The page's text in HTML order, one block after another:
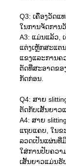
Q3: ເຄື່ອງວັດ
ໃນການຈັດການ
A3: ແມ່ນແລ້ວ,
ແຕ່ງເຫຼັກສະແຕ
ແຂງແລະການຄ
ຕັດທີ່ສະອາດຂອ
ກັດກ່ອນ.
Q4: ສາຍ
ຕັດກັບເສັ້ນຍາວ
A4: ສາຍ
ແຖບແຄບ, ໃນຂ
ລວດເປັນແຜ່ນທີ່
ໃສ່ການປັບຄວາ
ເສັ້ນຍາວແມ່ນຮັ